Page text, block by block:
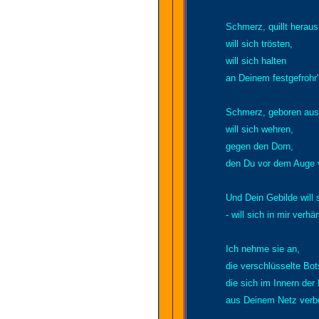
Schmerz, quillt
will sich trösten,
will sich halten
an Deinem
Schmerz, geboren
will sich wehren,
gegen den Dorn,
den Du vor dem Auge
Und Dein Gebilde will
- will sich in mir
Ich nehme sie an,
die verschlüsselte
die sich im Innern der
aus Deinem Netz